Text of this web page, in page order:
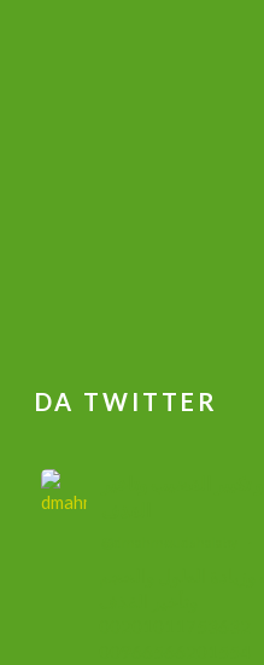
DA TWITTER